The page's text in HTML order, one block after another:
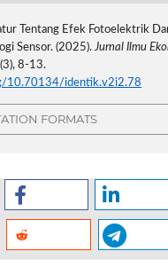
Tentang Efek Fotoelektrik
Sensor. (2025).Jurnal Ilmu
(3), 8-13.
10.70134/identik.v2i2.78
FORMATS